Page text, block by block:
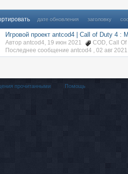
дате обновления заголовку
Игровой проект antcod4 | Call of Duty 4 :
Автор antcod4, 19 июн 2021
COD,Call Of
Последнее сообщение antcod4 ,02 авг 2021
прочитанными Помощь